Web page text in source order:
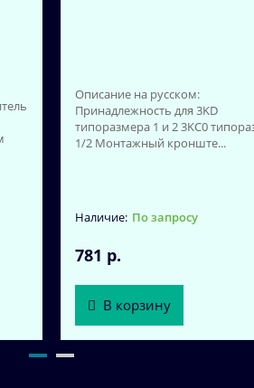
Описание на русском:
Принадлежность для 3KD
типоразмера 1 и 2 3KC0
1/2 Монтажный кронште...
По запросу
781 р.
В корзину